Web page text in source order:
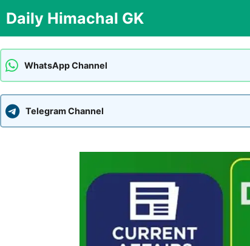
to
content
Daily Himachal GK
WhatsApp Channel
Telegram Channel